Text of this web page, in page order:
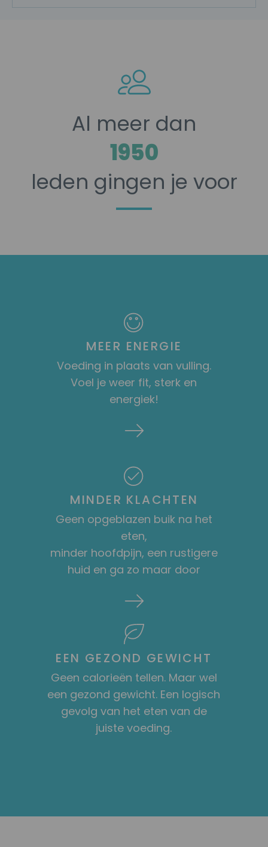
Al meer dan
2600
leden gingen je voor
MEER ENERGIE
Voeding in plaats van vulling.
Voel je weer fit, sterk en
energiek!
MINDER KLACHTEN
Geen opgeblazen buik na het
eten,
minder hoofdpijn, een rustigere
huid en ga zo maar door
EEN GEZOND GEWICHT
Geen calorieën tellen. Maar wel
een gezond gewicht. Een logisch
gevolg van het eten van de
juiste voeding.